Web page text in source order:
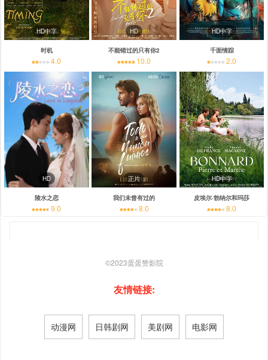
HD中字
时机
4.0
HD
不能错过的只有你2
10.0
HD中字
千面情踪
2.0
HD
陵水之恋
9.0
正片
我们未曾有过的
8.0
HD中字
皮埃尔·勃纳尔和玛莎
8.0
©2023蛋蛋赞影院
友情链接:
动漫网 日韩剧网 美剧网 电影网